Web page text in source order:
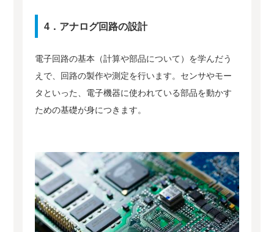
4．アナログ回路の設計
電子回路の基本（計算や部品について）を学んだう
えで、回路の製作や測定を行います。センサやモー
タといった、電子機器に使われている部品を動かす
ための基礎が身につきます。